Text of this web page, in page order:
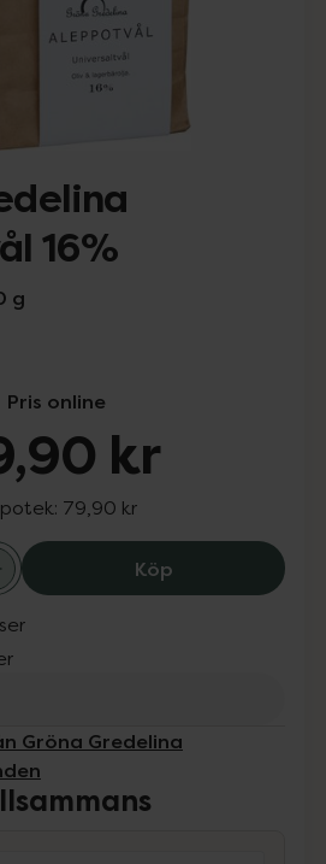
16%
g
Pris online
kr
79,90 kr
KöpGröna
Gröna Gredelina